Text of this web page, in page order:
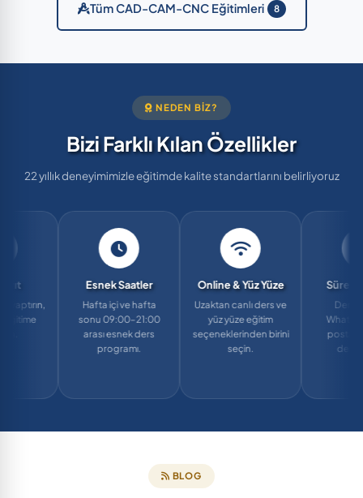
Tüm CAD-CAM-CNC Eğitimleri 8
NEDEN BIZ?
Bizi Farklı Kılan Özellikler
22 yıllık deneyimimizle eğitimde kalite standartlarını belirliyoruz
Esnek Saatler
Hafta içi ve hafta
sonu 09:00–21:00
Online & Yüz Yüze
Uzaktan canlı ders ve
yüz yüze eğitim
seçeneklerinden birini
Sürekli Destek
Ders sonrası
WhatsApp ve e-
posta ile anında
BLOG